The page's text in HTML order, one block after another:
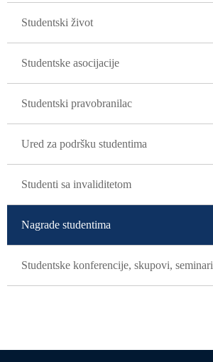
Studentski život
Studentske asocijacije
Studentski pravobranilac
Ured za podršku studentima
Studenti sa invaliditetom
Nagrade studentima
Studentske konferencije, skupovi, seminari